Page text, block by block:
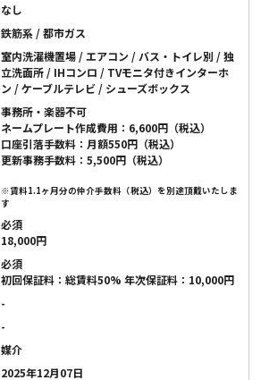
なし
鉄筋系 / 都市ガス
室内洗濯機置場 / エアコン / バス・トイレ別 / 独
立洗面所 / IHコンロ / TVモニタ付きインターホ
ン / ケーブルテレビ / シューズボックス
事務所・楽器不可
ネームプレート作成費用：6,600円（税込）
口座引落手数料：月額550円（税込）
更新事務手数料：5,500円（税込）
※賃料1.1ヶ月分の仲介手数料（税込）を別途頂戴いたしま
す
必須
18,000円
必須
初回保証料：総賃料50% 年次保証料：10,000円
-
-
媒介
2025年12月07日